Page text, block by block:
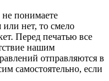
понимаете
или нет, то смело
Перед печатью все
нашим
отправляются в
самостоятельно, если